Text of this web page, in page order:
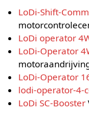
LoDi-Shift-
LoDi operator
LoDi-Operator
LoDi-Operator
lodi-operator-4-
LoDi SC-Booster